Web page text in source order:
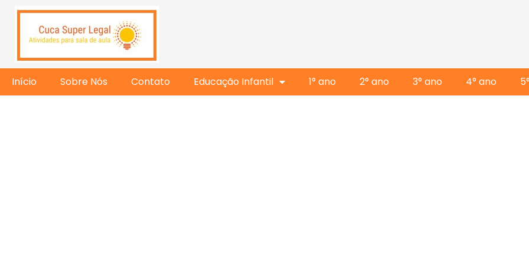
Início Sobre Nós Contato Educação Infantil 1° ano 2° ano 3° ano 4° ano